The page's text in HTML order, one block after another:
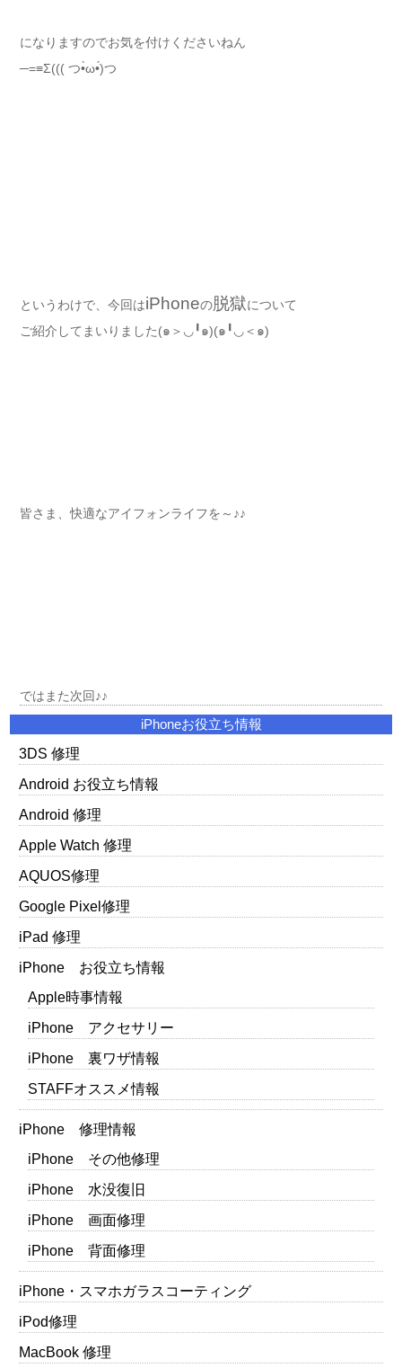
になりますのでお気を付けくださいねん
─=≡Σ((( つ•̀ω•́)つ
というわけで、今回はiPhoneの脱獄について
ご紹介してまいりました(๑＞◡╹๑)(๑╹◡＜๑)
皆さま、快適なアイフォンライフを～♪♪
ではまた次回♪♪
iPhoneお役立ち情報
3DS 修理
Android お役立ち情報
Android 修理
Apple Watch 修理
AQUOS修理
Google Pixel修理
iPad 修理
iPhone お役立ち情報
Apple時事情報
iPhone アクセサリー
iPhone 裏ワザ情報
STAFFオススメ情報
iPhone 修理情報
iPhone その他修理
iPhone 水没復旧
iPhone 画面修理
iPhone 背面修理
iPhone・スマホガラスコーティング
iPod修理
MacBook 修理